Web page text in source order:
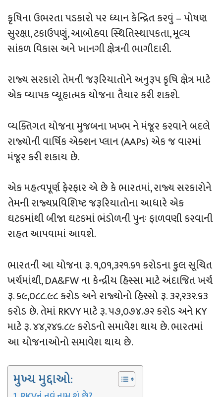
કૃષિના ઉભરતા પડકારો પર ધ્યાન કેન્દ્રિત કરવું – પોષણ
સુરક્ષા, ટકાઉપણું, આબોહવા સ્થિતિસ્થાપકતા, મૂલ્ય
સાંકળ વિકાસ અને ખાનગી ક્ષેત્રની ભાગીદારી.
રાજ્ય સરકારો તેમની જરૂરિયાતોને અનુરૂપ કૃષિ ક્ષેત્ર માટે
એક વ્યાપક વ્યૂહાત્મક યોજના તૈયાર કરી શકશે.
વ્યક્તિગત યોજના મુજબના ખખ્ભ ને મંજૂર કરવાને બદલે
રાજ્યોની વાર્ષિક એક્શન પ્લાન (AAPs) એક જ વારમાં
મંજૂર કરી શકાય છે.
એક મહત્વપૂર્ણ ફેરફાર એ છે કે ભારતમાં, રાજ્ય સરકારોને
તેમની રાજ્યપ્રવિશિષ્ટ જરૂરિયાતોના આધારે એક
ઘટકમાંથી બીજા ઘટકમાં ભંડોળની પુનઃ ફાળવણી કરવાની
રાહત આપવામાં આવશે.
ભારતની આ યોજના રૂ. ૧,૦૧,૩૨૧.૬૧ કરોડના કુલ સૂચિત
ખર્ચમાંથી, DA&FW ના કેન્દ્રીય હિસ્સા માટે અંદાજિત ખર્ચ
રૂ. ૬૯,૦૮૮.૯૮ કરોડ અને રાજ્યોનો હિસ્સો રૂ. ૩૨,૨૩૨.૬૩
કરોડ છે. તેમાં RKVY માટે રૂ. ૫૭,૦૭૪.૭૨ કરોડ અને KY
માટે રૂ. ૪૪,૨૪૬.૮૯ કરોડનો સમાવેશ થાય છે. ભારતમાં
આ યોજનાઓનો સમાવેશ થાય છે.
મુખ્ય મુદ્દાઓ: